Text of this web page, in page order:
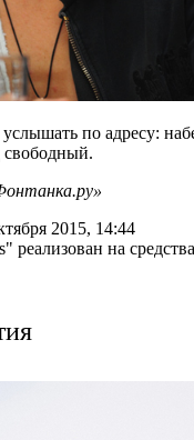
по адресу:
2015, 14:44
на